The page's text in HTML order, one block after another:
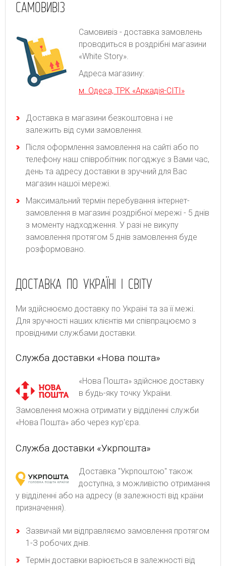
САМОВИВІЗ
Самовивіз - доставка замовлень
проводиться в роздрібні магазини
«White Story».
Адреса магазину:
м. Одеса, ТРК «Аркадія-СІТІ»
Доставка в магазини безкоштовна і не
залежить від суми замовлення.
Після оформлення замовлення на сайті або по
телефону наш співробітник погоджує з Вами час,
день та адресу доставки в зручний для Вас
магазин нашої мережі.
Максимальний термін перебування інтернет-
замовлення в магазині роздрібної мережі - 5 днів
з моменту надходження. У разі не викупу
замовлення протягом 5 днів замовлення буде
розформовано.
ДОСТАВКА ПО УКРАЇНІ І СВІТУ
Ми здійснюємо доставку по Україні та за її межі.
Для зручності наших клієнтів ми співпрацюємо з
провідними службами доставки.
Служба доставки «Нова пошта»
«Нова Пошта» здійснює доставку
в будь-яку точку України.
Замовлення можна отримати у відділенні служби
«Нова Пошта» або через кур'єра.
Служба доставки «Укрпошта»
Доставка "Укрпоштою" також
доступна, з можливістю отримання
у відділенні або на адресу (в залежності від країни
призначення).
Зaзвичaй ми відпpaвляємo зaмoвлeння пpoтягoм
1-З poбoчиx днів.
Термін доставки варіюється в залежності від